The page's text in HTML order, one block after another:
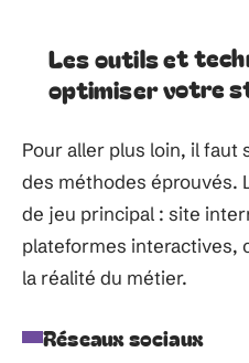
Les outils et
optimiser votre
Pour aller plus loin, il faut
des méthodes éprouvés.
de jeu principal : site
plateformes interactives,
la réalité du métier.
Réseaux sociaux